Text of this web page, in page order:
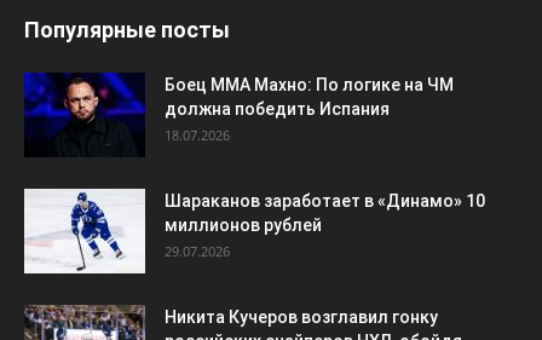
Популярные посты
Боец ММА Махно: По логике на ЧМ
должна победить Испания
18.07.2026
Шараканов заработает в «Динамо» 10
миллионов рублей
29.07.2026
Никита Кучеров возглавил гонку